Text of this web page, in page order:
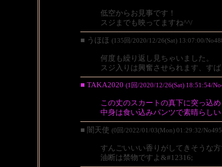
低空からお見事です！
スジまでも映ってますね^^/
■ うほほ (135回/2020/12/26(Sat) 13:07:00/
何度も繰り返し見ちゃいました。
スジ入りは興奮させられます、すば
■ TAKA2020 (1回/2020/12/26(Sat) 18:51:54/
この丈のスカートの真下に突っ込め
中身は食い込みパンツで素晴らしい
■ 闇天使 (0回/2022/01/03(Mon) 01:29:32/
すんごいいい香りがしてきそうな方
油断は禁物ですよ&#12316;